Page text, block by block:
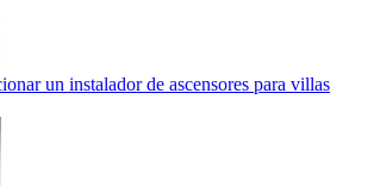
un instalador de ascensores para villas